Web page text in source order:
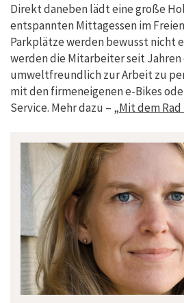
Direkt daneben lädt eine große
entspannten Mittagessen im
Parkplätze werden bewusst nicht
werden die Mitarbeiter seit
umweltfreundlich zur Arbeit zu
mit den firmeneigenen e-Bikes
Service. Mehr dazu – „Mit dem